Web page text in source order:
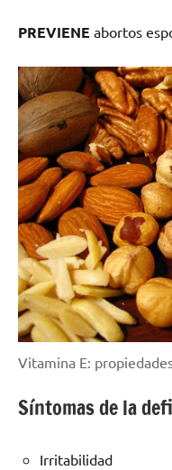
PREVIENE abortos
Vitamina E:
Síntomas de la
Irritabilidad